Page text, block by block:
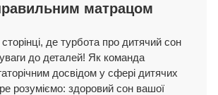
матрацом
де турбота про дитячий сон
до деталей! Як команда
досвідом у сфері дитячих
розуміємо: здоровий сон вашої